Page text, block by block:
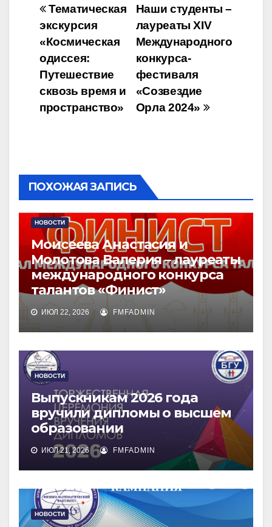
Навигация
по
записям
Наши студенты –
лауреаты XIV
Международного
конкурса-
фестиваля
«Созвездие
Орла 2024»
Тематическая
экскурсия
«Космическая
одиссея:
Путешествие
сквозь время и
пространство»
ПОХОЖАЯ ЗАПИСЬ
НОВОСТИ
Моисеева Анастасия и
Молотова Валерия – лауреаты
международного конкурса
талантов «Финист»
ИЮЛ 22, 2026 FMFADMIN
НОВОСТИ
Выпускникам 2026 года
вручили дипломы о высшем
образовании
ИЮЛ 21, 2026 FMFADMIN
НОВОСТИ